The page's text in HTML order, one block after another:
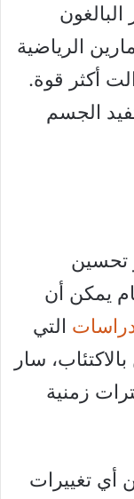
الرياضية
أكثر قوة.
الجسم
تحسين
يمكن أن
التي
سار
زمنية
عن أي تغييرات